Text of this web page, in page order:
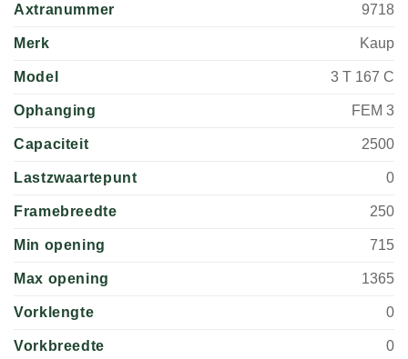
Axtranummer 9718
Merk Kaup
Model 3 T 167 C
Ophanging FEM 3
Capaciteit 2500
Lastzwaartepunt 0
Framebreedte 250
Min opening 715
Max opening 1365
Vorklengte 0
Vorkbreedte 0